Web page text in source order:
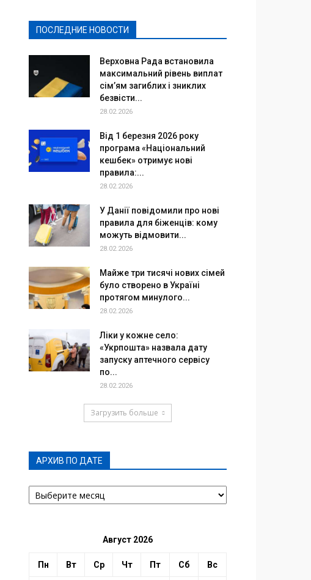
ПОСЛЕДНИЕ НОВОСТИ
Верховна Рада встановила
максимальний рівень виплат
сім’ям загиблих і зниклих
безвісти...
28.02.2026
Від 1 березня 2026 року
програма «Національний
кешбек» отримує нові
правила:...
28.02.2026
У Данії повідомили про нові
правила для біженців: кому
можуть відмовити...
28.02.2026
Майже три тисячі нових сімей
було створено в Україні
протягом минулого...
28.02.2026
Ліки у кожне село:
«Укрпошта» назвала дату
запуску аптечного сервісу
по...
28.02.2026
Загрузить больше
АРХИВ ПО ДАТЕ
АРХИВ
ПО
Август 2026
Пн Вт Ср Чт Пт Сб Вс